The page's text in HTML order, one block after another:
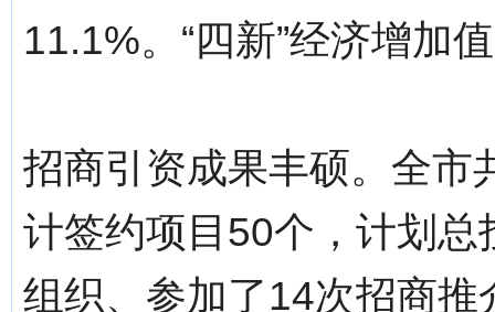
11.1%。“四新”经济增加
招商引资成果丰硕。全市
计签约项目50个，计划
组织、参加了14次招商